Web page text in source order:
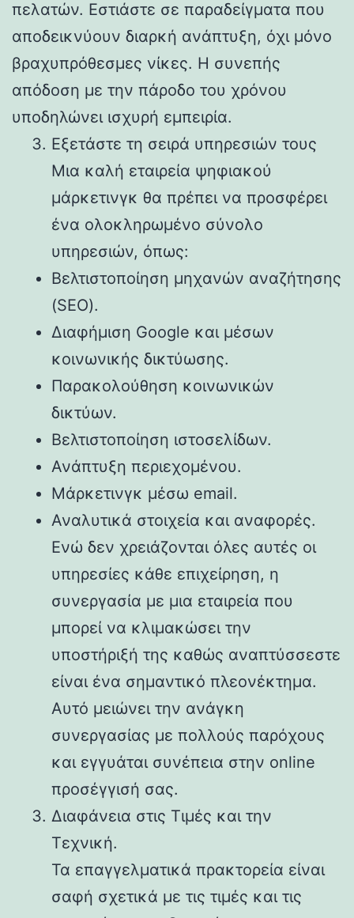
πελατών. Εστιάστε σε παραδείγματα που
αποδεικνύουν διαρκή ανάπτυξη, όχι μόνο
βραχυπρόθεσμες νίκες. Η συνεπής
απόδοση με την πάροδο του χρόνου
υποδηλώνει ισχυρή εμπειρία.
Εξετάστε τη σειρά υπηρεσιών τους
Μια καλή εταιρεία ψηφιακού
μάρκετινγκ θα πρέπει να προσφέρει
ένα ολοκληρωμένο σύνολο
υπηρεσιών, όπως:
Βελτιστοποίηση μηχανών αναζήτησης
(SEO).
Διαφήμιση Google και μέσων
κοινωνικής δικτύωσης.
Παρακολούθηση κοινωνικών
δικτύων.
Βελτιστοποίηση ιστοσελίδων.
Ανάπτυξη περιεχομένου.
Μάρκετινγκ μέσω email.
Αναλυτικά στοιχεία και αναφορές.
Ενώ δεν χρειάζονται όλες αυτές οι
υπηρεσίες κάθε επιχείρηση, η
συνεργασία με μια εταιρεία που
μπορεί να κλιμακώσει την
υποστήριξή της καθώς αναπτύσσεστε
είναι ένα σημαντικό πλεονέκτημα.
Αυτό μειώνει την ανάγκη
συνεργασίας με πολλούς παρόχους
και εγγυάται συνέπεια στην online
προσέγγισή σας.
Διαφάνεια στις Τιμές και την
Τεχνική.
Τα επαγγελματικά πρακτορεία είναι
σαφή σχετικά με τις τιμές και τις